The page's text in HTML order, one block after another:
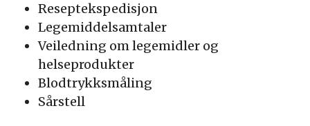
Reseptekspedisjon
Legemiddelsamtaler
Veiledning om legemidler og
helseprodukter
Blodtrykksmåling
Sårstell